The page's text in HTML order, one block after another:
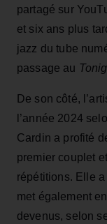
partagé sur
et six ans plus
jazz du tube
passage au
De son côté,
l’année 2024
Cardin a profité
premier couplet
répétitions. Elle
met également
devenus, selon